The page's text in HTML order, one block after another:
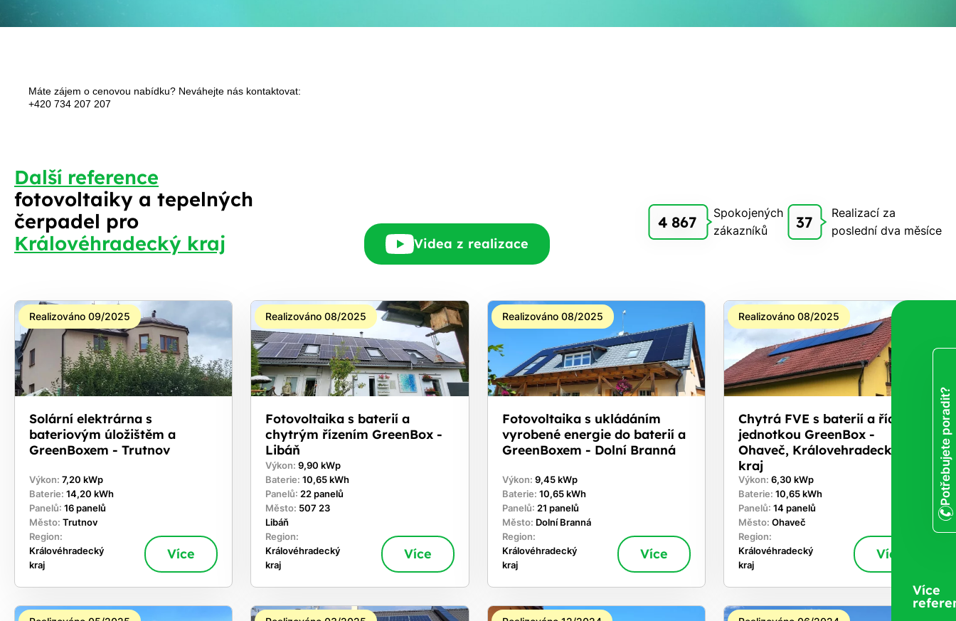
Máte zájem o cenovou nabídku? Neváhejte nás kontaktovat:
+420 734 207 207
Další reference
fotovoltaiky a tepelných
čerpadel pro
Královéhradecký kraj
Videa z realizace
4 867
Spokojených
zákazníků
37
Realizací za
poslední dva měsíce
Realizováno 09/2025
Solární elektrárna s
bateriovým úložištěm a
GreenBoxem - Trutnov
Výkon: 7,20 kWp
Baterie: 14,20 kWh
Panelů: 16 panelů
Město: Trutnov
Region:
Královéhradecký
kraj
Více
Realizováno 08/2025
Fotovoltaika s baterií a
chytrým řízením GreenBox -
Libáň
Výkon:9,90 kWp
Baterie:10,65 kWh
Panelů: 22 panelů
Město: 507 23
Libáň
Region:
Královéhradecký
kraj
Více
Realizováno 08/2025
Fotovoltaika s ukládáním
vyrobené energie do baterií a
GreenBoxem - Dolní Branná
Výkon: 9,45 kWp
Baterie: 10,65 kWh
Panelů: 21 panelů
Město: Dolní Branná
Region:
Královéhradecký
kraj
Více
Realizováno 08/2025
Chytrá FVE s baterií a řídicí
jednotkou GreenBox -
Ohaveč, Královehradecký
kraj
Výkon: 6,30 kWp
Baterie: 10,65 kWh
Panelů: 14 panelů
Město: Ohaveč
Region:
Královéhradecký
kraj
Více
Více
Potřebujete poradit?